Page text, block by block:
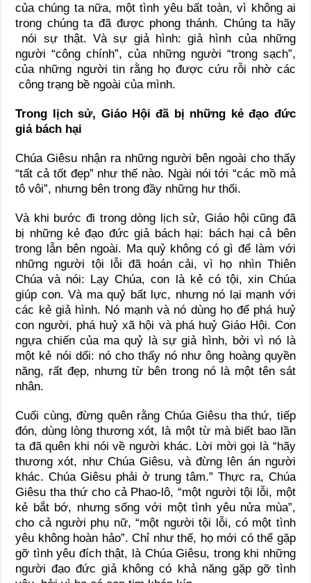
của chúng ta nữa, một tình yêu bất toàn, vì không ai
trong chúng ta đã được phong thánh. Chúng ta hãy
nói sự thật. Và sự giả hình: giả hình của những
người “công chính”, của những người “trong sạch”,
của những người tin rằng họ được cứu rỗi nhờ các
công trạng bề ngoài của mình.
Trong lịch sử, Giáo Hội đã bị những kẻ đạo đức
giả bách hại
Chúa Giêsu nhận ra những người bên ngoài cho thấy
“tất cả tốt đẹp” như thế nào. Ngài nói tới “các mồ mả
tô vôi”, nhưng bên trong đầy những hư thối.
Và khi bước đi trong dòng lịch sử, Giáo hội cũng đã
bị những kẻ đạo đức giả bách hại: bách hại cả bên
trong lẫn bên ngoài. Ma quỷ không có gì để làm với
những người tội lỗi đã hoán cải, vì họ nhìn Thiên
Chúa và nói: Lạy Chúa, con là kẻ có tội, xin Chúa
giúp con. Và ma quỷ bất lực, nhưng nó lại mạnh với
các kẻ giả hình. Nó mạnh và nó dùng họ để phá huỷ
con người, phá huỷ xã hội và phá huỷ Giáo Hội. Con
ngựa chiến của ma quỷ là sự giả hình, bởi vì nó là
một kẻ nói dối: nó cho thấy nó như ông hoàng quyền
năng, rất đẹp, nhưng từ bên trong nó là một tên sát
nhân.
Cuối cùng, đừng quên rằng Chúa Giêsu tha thứ, tiếp
đón, dùng lòng thương xót, là một từ mà biết bao lần
ta đã quên khi nói về người khác. Lời mời gọi là “hãy
thương xót, như Chúa Giêsu, và đừng lên án người
khác. Chúa Giêsu phải ở trung tâm.” Thực ra, Chúa
Giêsu tha thứ cho cả Phao-lô, “một người tội lỗi, một
kẻ bắt bớ, nhưng sống với một tình yêu nửa mùa”,
cho cả người phụ nữ, “một người tội lỗi, có một tình
yêu không hoàn hảo”. Chỉ như thế, họ mới có thể gặp
gỡ tình yêu đích thật, là Chúa Giêsu, trong khi những
người đạo đức giả không có khả năng gặp gỡ tình